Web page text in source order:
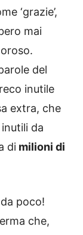
‘grazie’,
mai
del
inutile
extra, che
da
di milioni di
poco!
che,